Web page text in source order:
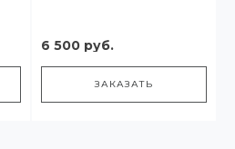
6 500 руб.
ЗАКАЗАТЬ